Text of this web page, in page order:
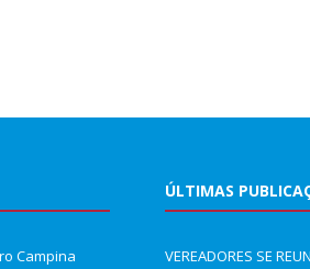
Campina
ÚLTIMAS
VEREADORES SE